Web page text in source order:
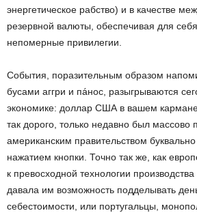
энергетическое рабство) и в качестве
резервной валюты, обеспечивая для
непомерные привилегии.
События, поразительным образом
бусами аггри и пáнос, разыгрываются
экономике: доллар США в вашем
так дорого, только недавно был массово
американским правительством
нажатием кнопки. Точно так же, как
к превосходной технологии производства
давала им возможность подделывать
себестоимости, или португальцы,